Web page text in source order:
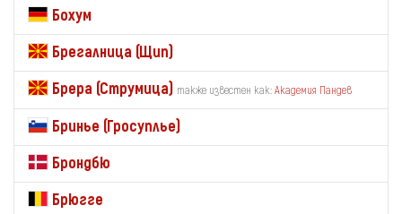
Бохум
Брегалница (Щип)
Брера (Струмица) также известен как:Академия Пандев
Бринье (Гросуплье)
Брондбю
Брюгге